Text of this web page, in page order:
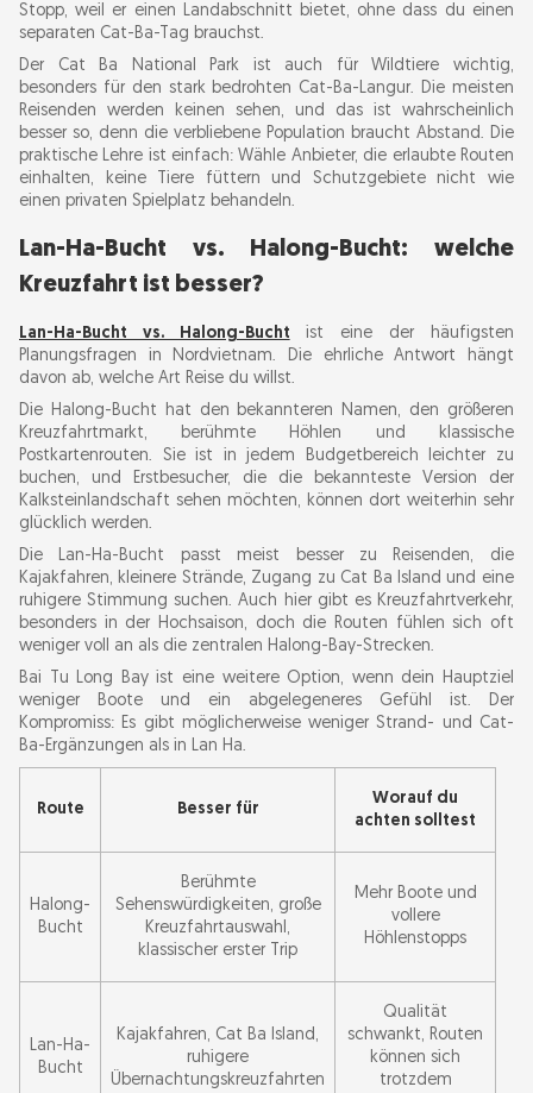
Stopp, weil er einen Landabschnitt bietet, ohne dass du einen
separaten Cat-Ba-Tag brauchst.
Der Cat Ba National Park ist auch für Wildtiere wichtig,
besonders für den stark bedrohten Cat-Ba-Langur. Die meisten
Reisenden werden keinen sehen, und das ist wahrscheinlich
besser so, denn die verbliebene Population braucht Abstand. Die
praktische Lehre ist einfach: Wähle Anbieter, die erlaubte Routen
einhalten, keine Tiere füttern und Schutzgebiete nicht wie
einen privaten Spielplatz behandeln.
Lan-Ha-Bucht vs. Halong-Bucht: welche
Kreuzfahrt ist besser?
Lan-Ha-Bucht vs. Halong-Bucht ist eine der häufigsten
Planungsfragen in Nordvietnam. Die ehrliche Antwort hängt
davon ab, welche Art Reise du willst.
Die Halong-Bucht hat den bekannteren Namen, den größeren
Kreuzfahrtmarkt, berühmte Höhlen und klassische
Postkartenrouten. Sie ist in jedem Budgetbereich leichter zu
buchen, und Erstbesucher, die die bekannteste Version der
Kalksteinlandschaft sehen möchten, können dort weiterhin sehr
glücklich werden.
Die Lan-Ha-Bucht passt meist besser zu Reisenden, die
Kajakfahren, kleinere Strände, Zugang zu Cat Ba Island und eine
ruhigere Stimmung suchen. Auch hier gibt es Kreuzfahrtverkehr,
besonders in der Hochsaison, doch die Routen fühlen sich oft
weniger voll an als die zentralen Halong-Bay-Strecken.
Bai Tu Long Bay ist eine weitere Option, wenn dein Hauptziel
weniger Boote und ein abgelegeneres Gefühl ist. Der
Kompromiss: Es gibt möglicherweise weniger Strand- und Cat-
Ba-Ergänzungen als in Lan Ha.
Route Besser für
Worauf du
achten solltest
Halong-
Bucht
Berühmte
Sehenswürdigkeiten, große
Kreuzfahrtauswahl,
klassischer erster Trip
Mehr Boote und
vollere
Höhlenstopps
Lan-Ha-
Bucht
Kajakfahren, Cat Ba Island,
ruhigere
Übernachtungskreuzfahrten
Qualität
schwankt, Routen
können sich
trotzdem